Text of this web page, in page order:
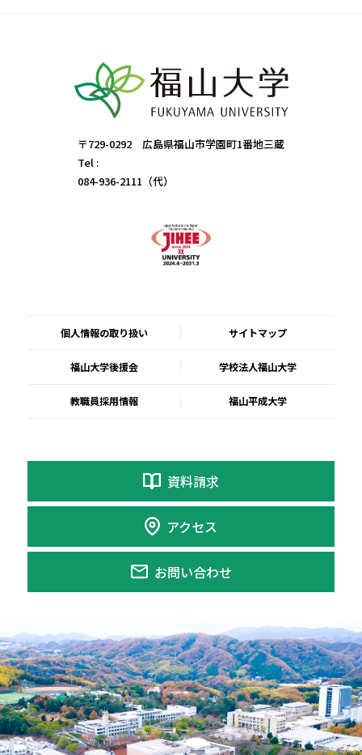
〒729-0292 広島県福山市学園町1番地三蔵
Tel :
084-936-2111（代）
個人情報の取り扱い サイトマップ
福山大学後援会 学校法人福山大学
教職員採用情報 福山平成大学
資料請求
アクセス
お問い合わせ